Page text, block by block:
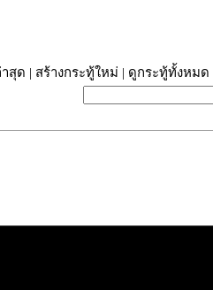
สุด | สร้างกระทู้ใหม่ | ดูกระทู้ทั้งหมด